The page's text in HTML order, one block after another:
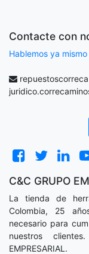
Contacte con
Hablemos ya
C&C GRUPO
La tienda de
Colombia, 25
necesario para
nuestros
EMPRESARIAL.